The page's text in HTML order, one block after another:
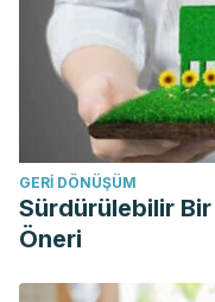
GERI DÖNÜŞÜM
Sürdürülebilir Bir
Öneri